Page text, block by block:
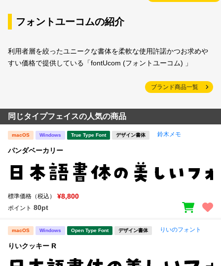
フォントユーコムの紹介
利用者層を絞ったユニークな書体を柔軟な使用許諾かつお求めや
すい価格で提供している「fontUcom (フォントユーコム) 」
ブランド商品一覧
同じタイプフェイスの人気の商品
macOS Windows True Type Font デザイン書体 鈴木メモ
パンダベーカリー
標準価格（税込） ¥8,800
ポイント 80pt
macOS Windows Open Type Font デザイン書体 りいのフォント
りいクッキー R